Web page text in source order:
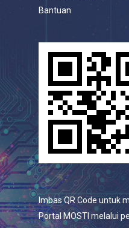
Bantuan
Imbas QR Code untuk
Portal MOSTI melalui